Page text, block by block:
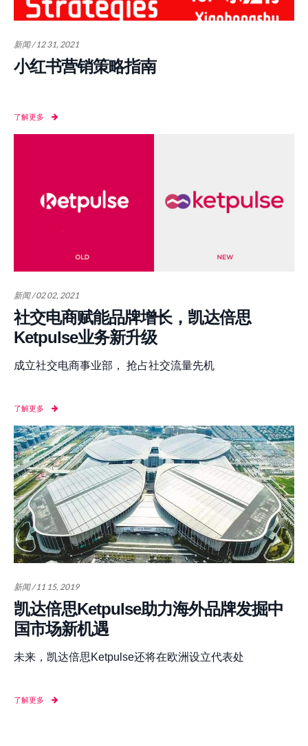
新闻 / 12 31, 2021
小红书营销策略指南
了解更多
新闻 / 02 02, 2021
社交电商赋能品牌增长，凯达倍思
Ketpulse业务新升级
成立社交电商事业部， 抢占社交流量先机
了解更多
新闻 / 11 15, 2019
凯达倍思Ketpulse助力海外品牌发掘中
国市场新机遇
未来，凯达倍思Ketpulse还将在欧洲设立代表处
了解更多